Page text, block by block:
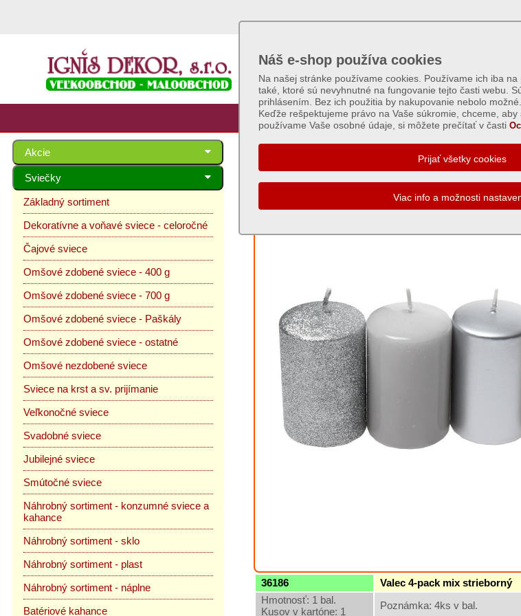
Náš e-shop používa cookies
Na našej stránke používame cookies. Používame ich iba
také, ktoré sú nevyhnutné na fungovanie tejto časti webu.
prihlásením. Bez ich použitia by nakupovanie nebolo možné.
Keďže rešpektujeme právo na Vaše súkromie, chceme,
používame Vaše osobné údaje, si môžete prečítať v časti
Akcie
Sviečky
Základný sortiment
Dekoratívne a voňavé sviece - celoročné
Čajové sviece
Omšové zdobené sviece - 400 g
Omšové zdobené sviece - 700 g
Omšové zdobené sviece - Paškály
Omšové zdobené sviece - ostatné
Omšové nezdobené sviece
Sviece na krst a sv. prijímanie
Veľkonočné sviece
Svadobné sviece
Jubilejné sviece
Smútočné sviece
Náhrobný sortiment - konzumné sviece a
kahance
Náhrobný sortiment - sklo
Náhrobný sortiment - plast
Náhrobný sortiment - náplne
Batériové kahance
Valec 4-pack mix strieborný
36186 Valec 4-pack mix strieborný
Hmotnosť: 1 bal.
Kusov v kartóne: 1
Poznámka: 4ks v bal.